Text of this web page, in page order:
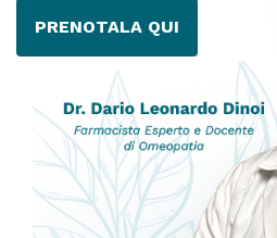
PRENOTALA QUI